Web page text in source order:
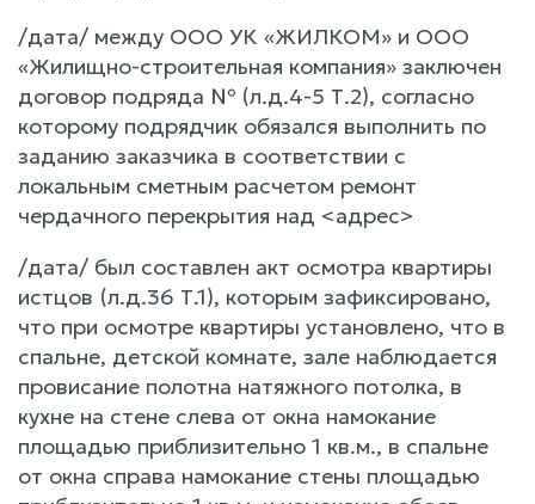
/дата/ между ООО УК «ЖИЛКОМ» и ООО
«Жилищно-строительная компания» заключен
договор подряда № (л.д.4-5 Т.2), согласно
которому подрядчик обязался выполнить по
заданию заказчика в соответствии с
локальным сметным расчетом ремонт
чердачного перекрытия над <адрес>
/дата/ был составлен акт осмотра квартиры
истцов (л.д.36 Т.1), которым зафиксировано,
что при осмотре квартиры установлено, что в
спальне, детской комнате, зале наблюдается
провисание полотна натяжного потолка, в
кухне на стене слева от окна намокание
площадью приблизительно 1 кв.м., в спальне
от окна справа намокание стены площадью